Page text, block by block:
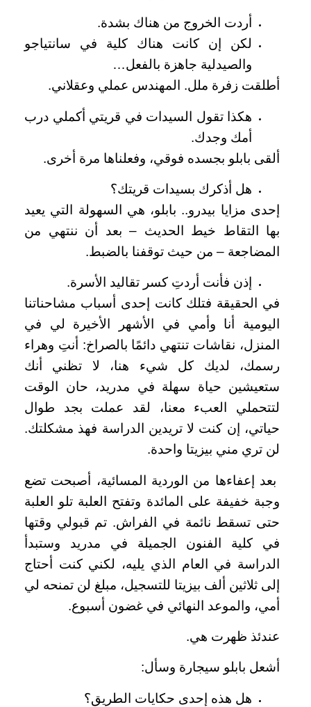
أردت الخروج من هناك بشدة.
لكن إن كانت هناك كلية في سانتياجو
والصيدلية جاهزة بالفعل…
أطلقت زفرة ملل. المهندس عملي وعقلاني.
هكذا تقول السيدات في قريتي أكملي درب
أمك وجدك.
ألقى بابلو بجسده فوقي، وفعلناها مرة أخرى.
هل أذكرك بسيدات قريتك؟
إحدى مزايا بيدرو.. بابلو، هي السهولة التي يعيد
بها التقاط خيط الحديث – بعد أن ننتهي من
المضاجعة – من حيث توقفنا بالضبط.
إذن فأنت أردتِ كسر تقاليد الأسرة.
في الحقيقة فتلك كانت إحدى أسباب مشاحناتنا
اليومية أنا وأمي في الأشهر الأخيرة لي في
المنزل، نقاشات تنتهي دائمًا بالصراخ: أنتِ وهراء
رسمك، لديك كل شيء هنا، لا تظني أنك
ستعيشين حياة سهلة في مدريد، حان الوقت
لتتحملي العبء معنا، لقد عملت بجد طوال
حياتي، إن كنت لا تريدين الدراسة فهذ مشكلتك.
لن تري مني بيزيتا واحدة.
بعد إعفاءها من الوردية المسائية، أصبحت تضع
وجبة خفيفة على المائدة وتفتح العلبة تلو العلبة
حتى تسقط نائمة في الفراش. تم قبولي وقتها
في كلية الفنون الجميلة في مدريد وستبدأ
الدراسة في العام الذي يليه، لكني كنت أحتاج
إلى ثلاثين ألف بيزيتا للتسجيل، مبلغ لن تمنحه لي
أمي، والموعد النهائي في غضون أسبوع.
عندئذ ظهرت هي.
أشعل بابلو سيجارة وسأل:
هل هذه إحدى حكايات الطريق؟